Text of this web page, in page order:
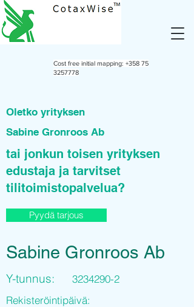
Cost free initial mapping: +358 75
3257778
Oletko yrityksen
Sabine Gronroos Ab
tai jonkun toisen yrityksen
edustaja ja tarvitset
tilitoimistopalvelua?
Pyydä tarjous
Sabine Gronroos Ab
Y-tunnus:
3234290-2
Rekisteröintipäivä: